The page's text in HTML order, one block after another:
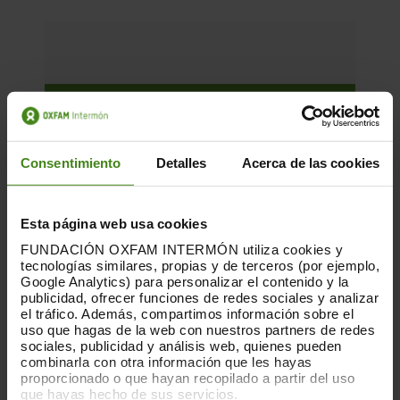
Consentimiento Detalles Acerca de las cookies
Esta página web usa cookies
FUNDACIÓN OXFAM INTERMÓN utiliza cookies y
tecnologías similares, propias y de terceros (por ejemplo,
Google Analytics) para personalizar el contenido y la
publicidad, ofrecer funciones de redes sociales y analizar
el tráfico. Además, compartimos información sobre el
uso que hagas de la web con nuestros partners de redes
sociales, publicidad y análisis web, quienes pueden
combinarla con otra información que les hayas
proporcionado o que hayan recopilado a partir del uso
que hayas hecho de sus servicios.
01.12.2025